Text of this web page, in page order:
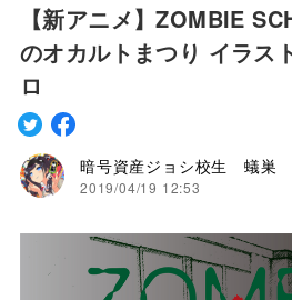
【新アニメ】ZOMBIE
のオカルトまつり イラス
ロ
暗号資産ジョシ校生 蟻巣
2019/04/19 12:53